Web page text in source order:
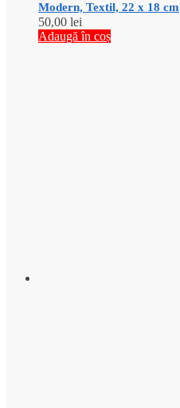
Modern, Textil, 22 x 18 cm
50,00 lei
Adaugă în coș